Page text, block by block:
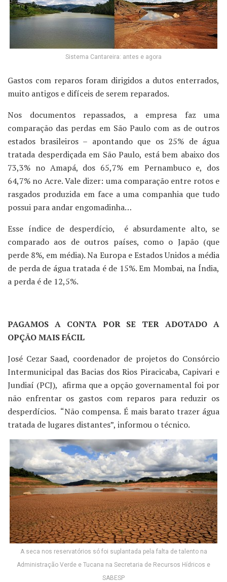
Sistema Cantareira: antes e agora
Gastos com reparos foram dirigidos a dutos enterrados,
muito antigos e difíceis de serem reparados.
Nos documentos repassados, a empresa faz uma
comparação das perdas em São Paulo com as de outros
estados brasileiros – apontando que os 25% de água
tratada desperdiçada em São Paulo, está bem abaixo dos
73,3% no Amapá, dos 65,7% em Pernambuco e, dos
64,7% no Acre. Vale dizer: uma comparação entre rotos e
rasgados produzida em face a uma companhia que tudo
possui para andar engomadinha…
Esse índice de desperdício, é absurdamente alto, se
comparado aos de outros países, como o Japão (que
perde 8%, em média). Na Europa e Estados Unidos a média
de perda de água tratada é de 15%. Em Mombai, na Índia,
a perda é de 12,5%.
PAGAMOS A CONTA POR SE TER ADOTADO A
OPÇÃO MAIS FÁCIL
José Cezar Saad, coordenador de projetos do Consórcio
Intermunicipal das Bacias dos Rios Piracicaba, Capivari e
Jundiaí (PCJ), afirma que a opção governamental foi por
não enfrentar os gastos com reparos para reduzir os
desperdícios. “Não compensa. É mais barato trazer água
tratada de lugares distantes”, informou o técnico.
A seca nos reservatórios só foi suplantada pela falta de talento na
Administração Verde e Tucana na Secretaria de Recursos Hídricos e
SABESP